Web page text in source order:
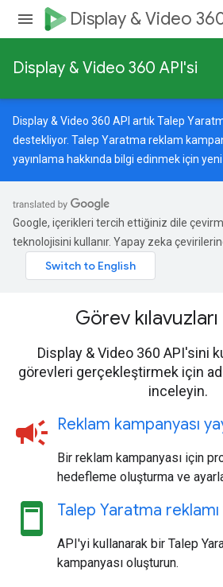
Display & Video
Display & Video 360 API'si
Display & Video 360 API artık Talep
destekliyor. Talep Yaratma reklam
yayınlama hakkında bilgi edinmek için
Google, içerikleri tercih ettiğiniz dile
teknolojisini kullanır. Yapay zeka
Görev kılavuzları
Display & Video 360 API'sini
görevleri gerçekleştirmek için
inceleyin.
campaign Reklam kampanyası
Bir reklam kampanyası için
hedefleme oluşturma ve
ad_units Talep Yaratma reklamı
API'yi kullanarak bir Talep
kampanyası oluşturun.